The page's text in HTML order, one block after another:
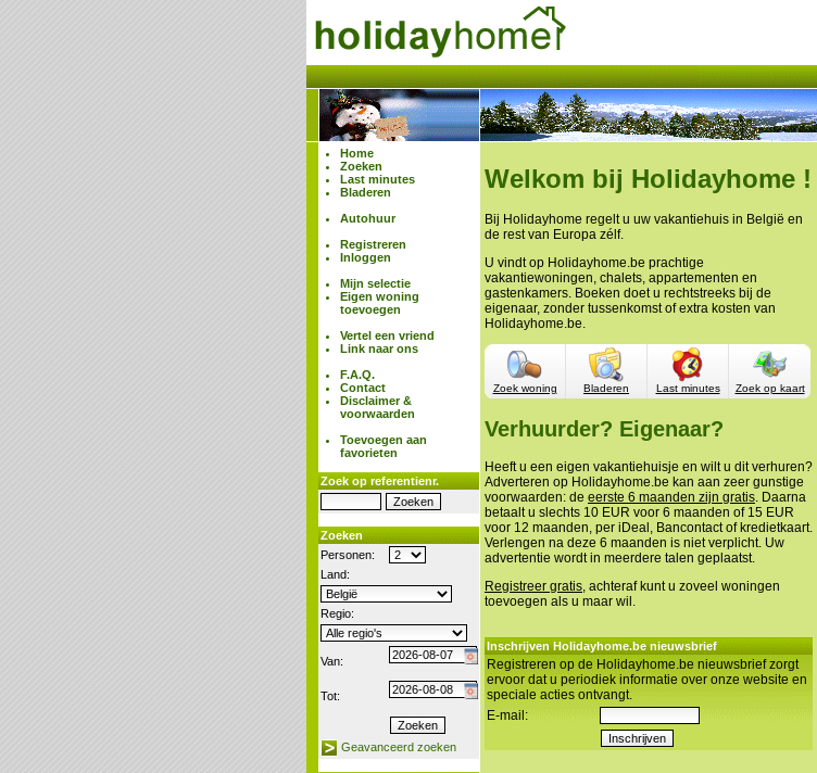
Home
Zoeken
Last minutes
Bladeren
Autohuur
Registreren
Inloggen
Mijn selectie
Eigen woning
toevoegen
Vertel een vriend
Link naar ons
F.A.Q.
Contact
Disclaimer &
voorwaarden
Toevoegen aan
favorieten
Zoek op referentienr.
Zoeken
Personen:
Land:
Regio:
Van:
Tot:
Geavanceerd zoeken
Welkom bij Holidayhome !
Bij Holidayhome regelt u uw vakantiehuis in België en
de rest van Europa zélf.
U vindt op Holidayhome.be prachtige
vakantiewoningen, chalets, appartementen en
gastenkamers. Boeken doet u rechtstreeks bij de
eigenaar, zonder tussenkomst of extra kosten van
Holidayhome.be.
Zoek woning Bladeren Last minutes Zoek op kaart
Verhuurder? Eigenaar?
Heeft u een eigen vakantiehuisje en wilt u dit verhuren?
Adverteren op Holidayhome.be kan aan zeer gunstige
voorwaarden: de eerste 6 maanden zijn gratis. Daarna
betaalt u slechts 10 EUR voor 6 maanden of 15 EUR
voor 12 maanden, per iDeal, Bancontact of kredietkaart.
Verlengen na deze 6 maanden is niet verplicht. Uw
advertentie wordt in meerdere talen geplaatst.
Registreer gratis, achteraf kunt u zoveel woningen
toevoegen als u maar wil.
Inschrijven Holidayhome.be nieuwsbrief
Registreren op de Holidayhome.be nieuwsbrief zorgt
ervoor dat u periodiek informatie over onze website en
speciale acties ontvangt.
E-mail: